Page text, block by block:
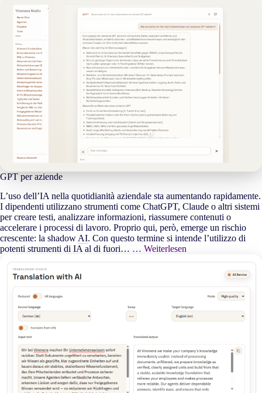
GPT per aziende
L’uso dell’IA nella quotidianità aziendale sta aumentando rapidamente.
I dipendenti utilizzano strumenti come ChatGPT, Claude o altri sistemi
per creare testi, analizzare informazioni, riassumere contenuti o
accelerare i processi di lavoro. Proprio qui, però, emerge un rischio
crescente: la shadow AI. Con questo termine si intende l’utilizzo di
potenti strumenti di IA al di fuori… … Weiterlesen